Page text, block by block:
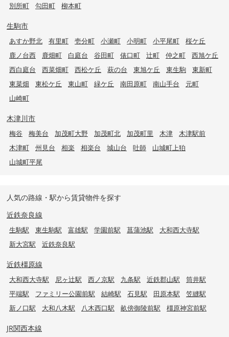
別所町
勾田町 柳本町
生駒市
あすか野北 有里町 壱分町 小瀬町 小明町 小平尾町
桜ケ丘
鹿ノ台西
鹿畑町 白庭台 谷田町 俵口町 辻町 仲之町
西旭ケ丘
西白庭台
西菜畑町 西松ケ丘 萩の台 東旭ケ丘 東生駒
東新町
東菜畑
東松ケ丘 東山町 緑ケ丘 南田原町 南山手台
元町
山崎町
木津川市
梅谷 梅美台 加茂町大野 加茂町北 加茂町里 木津
木津駅前
木津町
州見台 相楽 相楽台 城山台 吐師
山城町上狛
山城町平尾
人気の路線・駅から賃貸物件を探す
近鉄奈良線
生駒駅 東生駒駅 富雄駅 学園前駅 菖蒲池駅
大和西大寺駅
新大宮駅
近鉄奈良駅
近鉄橿原線
大和西大寺駅 尼ヶ辻駅 西ノ京駅 九条駅 近鉄郡山駅
筒井駅
平端駅
ファミリー公園前駅 結崎駅 石見駅 田原本駅
笠縫駅
新ノ口駅
大和八木駅 八木西口駅 畝傍御陵前駅 橿原神宮前駅
JR関西本線